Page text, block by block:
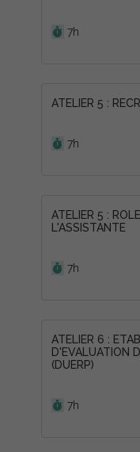
7h
ATELIER 5 :
7h
ATELIER 5 :
L'ASSISTANTE
7h
ATELIER 6 :
D'EVALUATION
(DUERP)
7h